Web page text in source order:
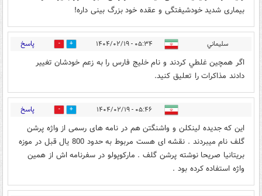
بیماری شدید خودشیفتگی و عقده خود بزرگ بینی داره!
سليماني ۰۵:۳۴ - ۱۴۰۴/۰۲/۱۹ 7 پاسخ
اگر همچين غلطي كردند و نام خليج فارس را به زعم خودشان تغيير
دادند مذاكرات را تعليق كنيد.
۰۵:۴۶ - ۱۴۰۴/۰۲/۱۹ 5 پاسخ
این که جدیده لینکلن و واشنگتن هم در نامه های رسمی از واژه پرشن
گلف نام میبردند . نقشه ای هست مربوط به حدود 800 یال قبل در موزه
بریتانیا صریحا نوشته پرشن گلف . مارکوپولو در سفرنامه اش از همین
واژه استفاده کرده بود .